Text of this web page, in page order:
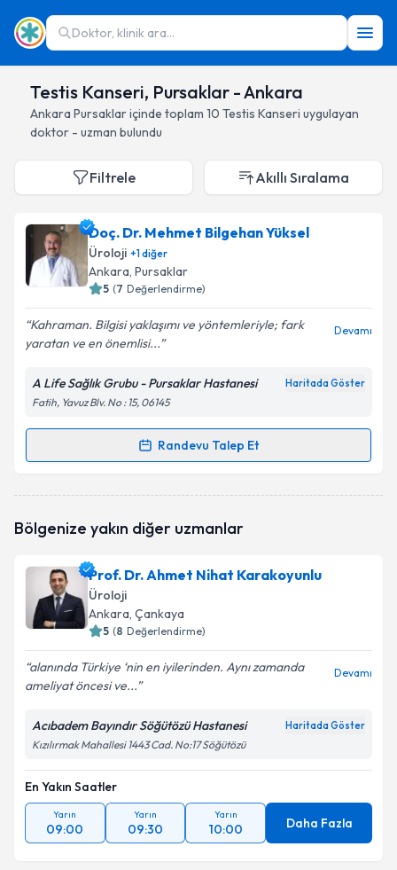
Doktor, klinik ara...
Testis Kanseri, Pursaklar - Ankara
Ankara Pursaklariçinde toplam 10 Testis Kanseri uygulayan
doktor - uzman bulundu
Filtrele Akıllı Sıralama
Doç. Dr. Mehmet Bilgehan Yüksel
Üroloji +1diğer
Ankara, Pursaklar
5 (7 Değerlendirme)
Kahraman. Bilgisi yaklaşımı ve yöntemleriyle; fark
yaratan ve en önemlisi...
Devamı
A Life Sağlık Grubu - Pursaklar Hastanesi Haritada Göster
Fatih, Yavuz Blv. No : 15, 06145
Randevu Talep Et
Randevu Takvimi Talebi
takvimi talebi oluşturun. Size bu uzmandan randevu
bilgilendireceğiz.
E-posta Adresiniz
Kişisel verilerimin işlenmesine ilişkin
kapsamda işlenmesini kabul ediyorum.
Bölgenize yakın diğer uzmanlar
Prof. Dr. Ahmet Nihat Karakoyunlu
Üroloji
Ankara, Çankaya
5 (8 Değerlendirme)
alanında Türkiye ‘nin en iyilerinden. Aynı zamanda
ameliyat öncesi ve...
Devamı
Acıbadem Bayındır Söğütözü Hastanesi Haritada Göster
Kızılırmak Mahallesi 1443 Cad. No:17 Söğütözü
En Yakın Saatler
Yarın
09:00
Yarın
09:30
Yarın
10:00 Daha Fazla